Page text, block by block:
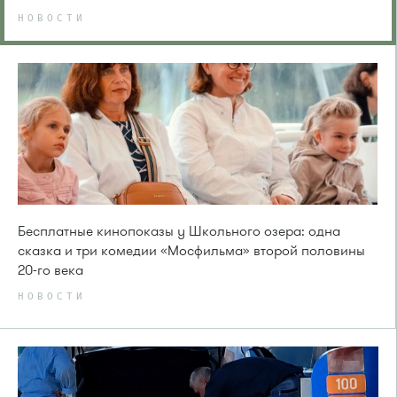
НОВОСТИ
Бесплатные кинопоказы у Школьного озера: одна
сказка и три комедии «Мосфильма» второй половины
20-го века
НОВОСТИ